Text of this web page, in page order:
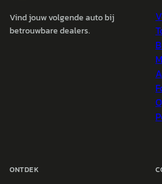
Vind jouw volgende auto bij
betrouwbare dealers.
ONTDEK